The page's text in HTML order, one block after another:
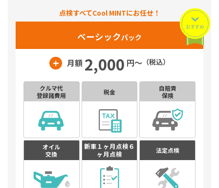
点検すべてCool MINTにお任せ！
ベーシックパック
+ 月額 2,000 円〜 （税込）
オイル
交換
新車１ヶ月点検６
ヶ月点検
法定点検
クルマ代
登録諸費用
税金
自賠責
保険